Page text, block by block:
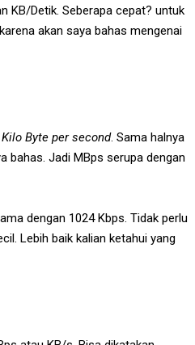
KB/Detik. Seberapa cepat? untuk
akan saya bahas mengenai
Kilo Byte per second. Sama halnya
bahas. Jadi MBps serupa dengan
dengan 1024 Kbps. Tidak perlu
Lebih baik kalian ketahui yang